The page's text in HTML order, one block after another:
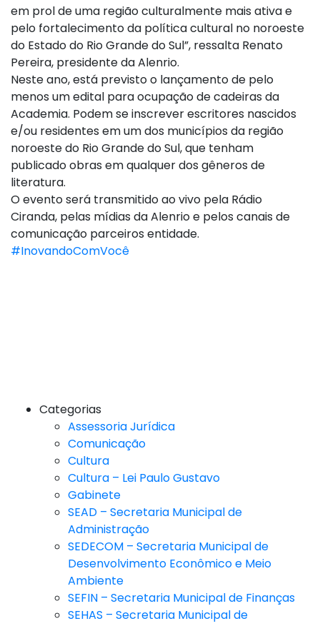
em prol de uma região culturalmente mais ativa e
pelo fortalecimento da política cultural no noroeste
do Estado do Rio Grande do Sul”, ressalta Renato
Pereira, presidente da Alenrio.
Neste ano, está previsto o lançamento de pelo
menos um edital para ocupação de cadeiras da
Academia. Podem se inscrever escritores nascidos
e/ou residentes em um dos municípios da região
noroeste do Rio Grande do Sul, que tenham
publicado obras em qualquer dos gêneros de
literatura.
O evento será transmitido ao vivo pela Rádio
Ciranda, pelas mídias da Alenrio e pelos canais de
comunicação parceiros entidade.
#InovandoComVocê
Categorias
Assessoria Jurídica
Comunicação
Cultura
Cultura – Lei Paulo Gustavo
Gabinete
SEAD – Secretaria Municipal de
Administração
SEDECOM – Secretaria Municipal de
Desenvolvimento Econômico e Meio
Ambiente
SEFIN – Secretaria Municipal de Finanças
SEHAS – Secretaria Municipal de